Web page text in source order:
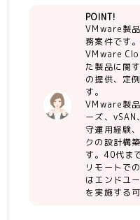
※基準と
ンに対
※原則的
頂きま
VCF（
※キャッ
現時点
せん。
・物理
【人物】
・
ップの
ンのあ
・多彩
環境で
・課題
的なコ
・自分
ること
POINT!
VMware製
務案件です。
VMware
た製品に関
の提供、定
す。
VMware製
ーズ、vSAN
守運用経験
クの設計構
す。40代ま
リモートで
はエンドユ
を実施する